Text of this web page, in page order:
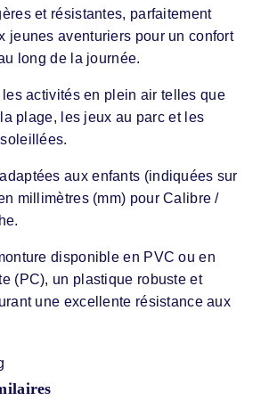
et résistantes, parfaitement
jeunes aventuriers pour un confort
long de la journée.
les activités en plein air telles que
plage, les jeux au parc et les
aux enfants (indiquées sur
millimètres (mm) pour Calibre /
disponible en PVC ou en
(PC), un plastique robuste et
une excellente résistance aux